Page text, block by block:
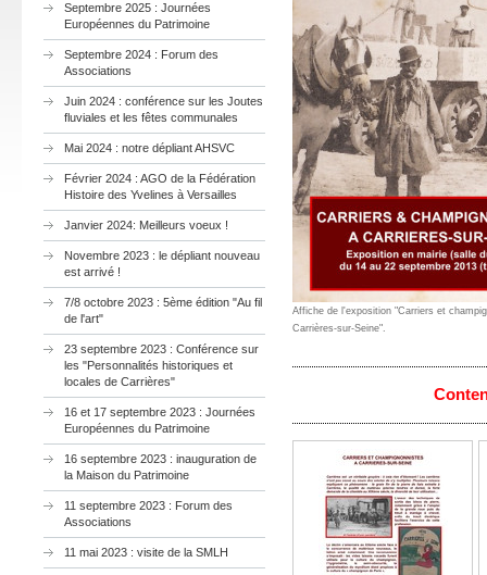
Septembre 2025 : Journées
Européennes du Patrimoine
Septembre 2024 : Forum des
Associations
Juin 2024 : conférence sur les Joutes
fluviales et les fêtes communales
Mai 2024 : notre dépliant AHSVC
Février 2024 : AGO de la Fédération
Histoire des Yvelines à Versailles
Janvier 2024: Meilleurs voeux !
Novembre 2023 : le dépliant nouveau
est arrivé !
7/8 octobre 2023 : 5ème édition "Au fil
de l'art"
23 septembre 2023 : Conférence sur
les "Personnalités historiques et
locales de Carrières"
16 et 17 septembre 2023 : Journées
Européennes du Patrimoine
16 septembre 2023 : inauguration de
la Maison du Patrimoine
11 septembre 2023 : Forum des
Associations
11 mai 2023 : visite de la SMLH
Affiche de l'exposition "Carriers et
Carrières-sur-Seine".